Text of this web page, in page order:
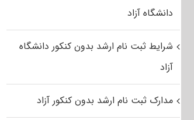
دانشگاه آزاد
شرایط ثبت نام ارشد بدون کنکور دانشگاه
آزاد
مدارک ثبت نام ارشد بدون کنکور آزاد